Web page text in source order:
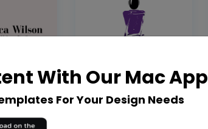
With Our Mac App
For Your Design Needs